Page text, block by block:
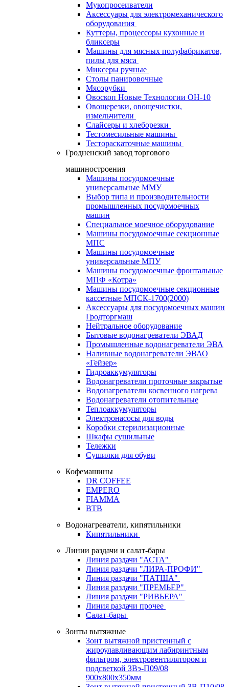
Мукопросеиватели
Аксессуары для электромеханического
оборудования
Куттеры, процессоры кухонные и
бликсеры
Машины для мясных полуфабрикатов,
пилы для мяса
Миксеры ручные
Столы панировочные
Мясорубки
Овоскоп Новые Технологии ОН-10
Овощерезки, овощечистки,
измельчители
Слайсеры и хлеборезки
Тестомесильные машины
Тестораскаточные машины
Гродненский завод торгового
машиностроения
Машины посудомоечные
универсальные ММУ
Выбор типа и производительности
промышленных посудомоечных
машин
Специальное моечное оборудование
Машины посудомоечные секционные
МПС
Машины посудомоечные
универсальные МПУ
Машины посудомоечные фронтальные
МПФ «Котра»
Машины посудомоечные секционные
кассетные МПСК-1700(2000)
Аксессуары для посудомоечных машин
Гродторгмаш
Нейтральное оборудование
Бытовые водонагреватели ЭВАД
Промышленные водонагреватели ЭВА
Наливные водонагреватели ЭВАО
«Гейзер»
Гидроаккумуляторы
Водонагреватели проточные закрытые
Водонагреватели косвенного нагрева
Водонагреватели отопительные
Теплоаккумуляторы
Электронасосы для воды
Коробки стерилизационные
Шкафы сушильные
Тележки
Сушилки для обуви
Кофемашины
DR COFFEE
EMPERO
FIAMMA
BTB
Водонагреватели, кипятильники
Кипятильники
Линии раздачи и салат-бары
Линия раздачи "АСТА"
Линия раздачи "ЛИРА-ПРОФИ"
Линия раздачи "ПАТША"
Линия раздачи "ПРЕМЬЕР"
Линия раздачи "РИВЬЕРА"
Линия раздачи прочее
Салат-бары
Зонты вытяжные
Зонт вытяжной пристенный с
жироулавливающим лабиринтным
фильтром, электровентилятором и
подсветкой ЗВэ-П09/08
900х800х350мм